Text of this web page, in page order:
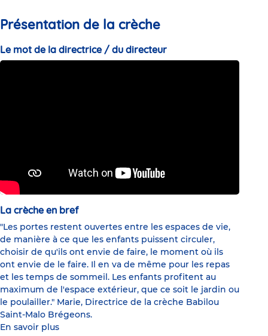
Présentation de la crèche
Le mot de la directrice / du directeur
La crèche en bref
"Les portes restent ouvertes entre les espaces de vie,
de manière à ce que les enfants puissent circuler,
choisir de qu'ils ont envie de faire, le moment où ils
ont envie de le faire. Il en va de même pour les repas
et les temps de sommeil. Les enfants profitent au
maximum de l'espace extérieur, que ce soit le jardin ou
le poulailler." Marie, Directrice de la crèche Babilou
Saint-Malo Brégeons.
En savoir plus